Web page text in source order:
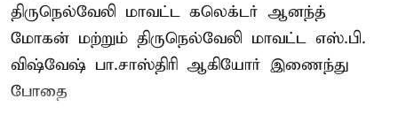
திருநெல்வேலி மாவட்ட கலெக்டர் ஆனந்த்
மோகன் மற்றும் திருநெல்வேலி மாவட்ட எஸ்.பி.
விஷ்வேஷ் பா.சாஸ்திரி ஆகியோர் இணைந்து
போதை